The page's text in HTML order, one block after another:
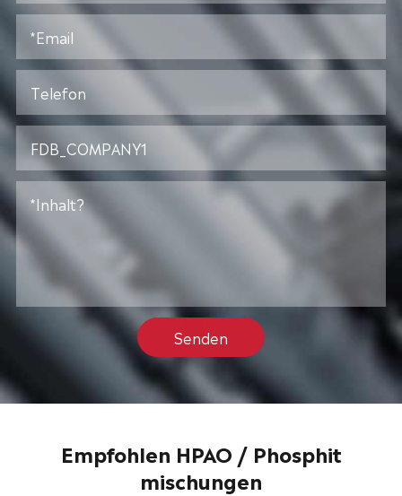
Senden
Empfohlen HPAO / Phosphit
mischungen